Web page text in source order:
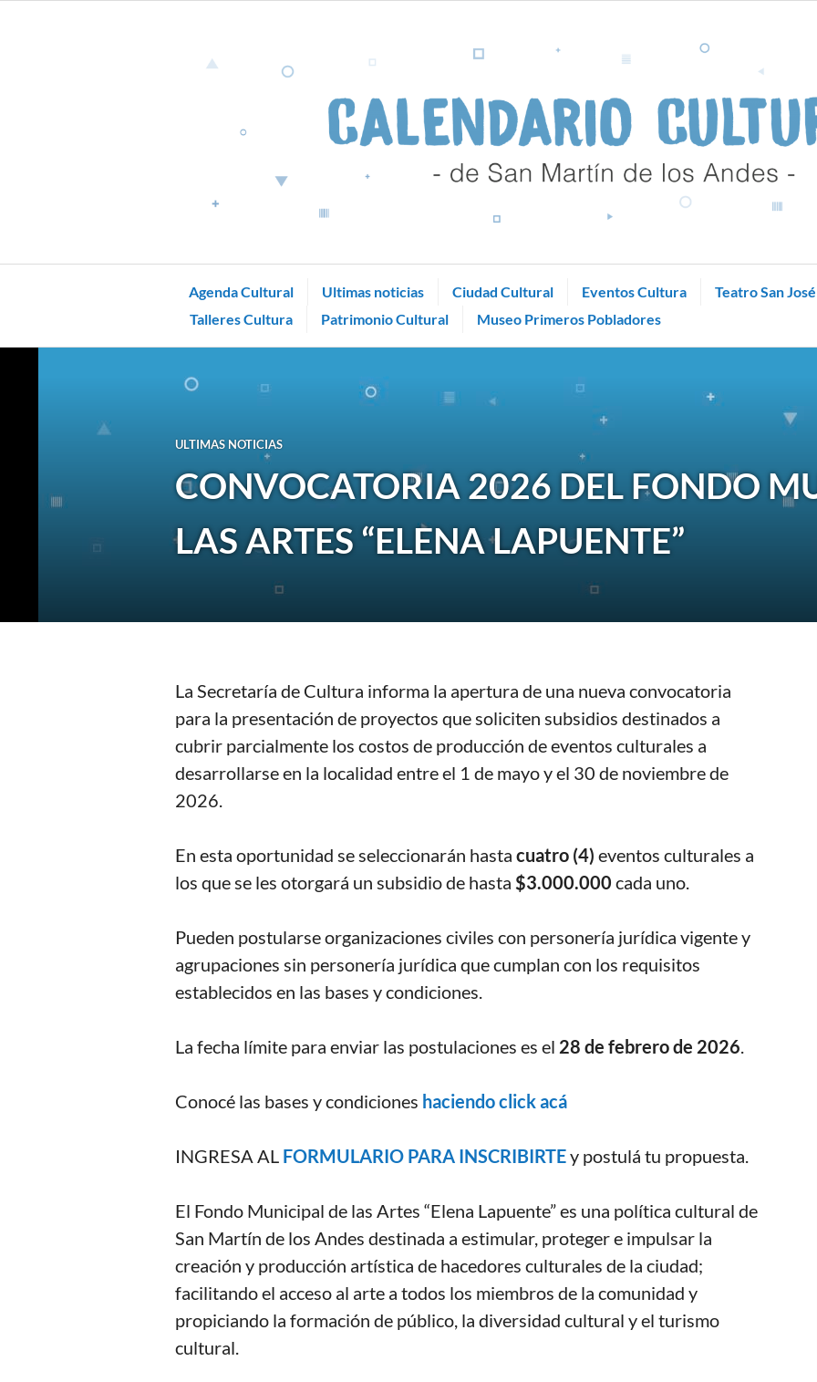
Agenda Cultural Ultimas noticias Ciudad Cultural Eventos Cultura Teatro San José
Talleres Cultura
Patrimonio Cultural Museo Primeros Pobladores
ULTIMAS NOTICIAS
CONVOCATORIA 2026 DEL FONDO
LAS ARTES “ELENA LAPUENTE”
La Secretaría de Cultura informa la apertura de una nueva convocatoria
para la presentación de proyectos que soliciten subsidios destinados a
cubrir parcialmente los costos de producción de eventos culturales a
desarrollarse en la localidad entre el 1 de mayo y el 30 de noviembre de
2026.
En esta oportunidad se seleccionarán hasta cuatro (4) eventos culturales a
los que se les otorgará un subsidio de hasta $3.000.000 cada uno.
Pueden postularse organizaciones civiles con personería jurídica vigente y
agrupaciones sin personería jurídica que cumplan con los requisitos
establecidos en las bases y condiciones.
La fecha límite para enviar las postulaciones es el 28 de febrero de 2026.
Conocé las bases y condiciones haciendo click acá
INGRESA AL FORMULARIO PARA INSCRIBIRTEy postulá tu propuesta.
El Fondo Municipal de las Artes “Elena Lapuente” es una política cultural de
San Martín de los Andes destinada a estimular, proteger e impulsar la
creación y producción artística de hacedores culturales de la ciudad;
facilitando el acceso al arte a todos los miembros de la comunidad y
propiciando la formación de público, la diversidad cultural y el turismo
cultural.